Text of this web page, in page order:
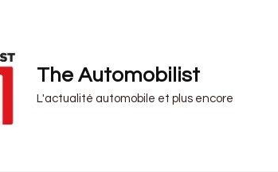
The Automobilist
L'actualité automobile et plus encore